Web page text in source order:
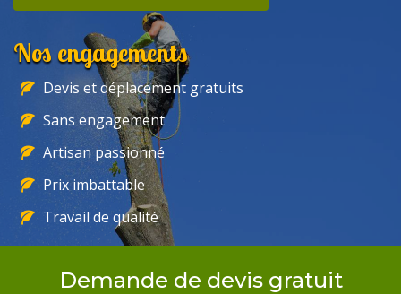
Nos engagements
Devis et déplacement gratuits
Sans engagement
Artisan passionné
Prix imbattable
Travail de qualité
Demande de devis gratuit